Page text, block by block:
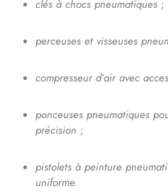
clés à chocs pneumatiques ;
perceuses et visseuses
compresseur d’air avec
ponceuses pneumatiques
précision ;
pistolets à peinture
uniforme.